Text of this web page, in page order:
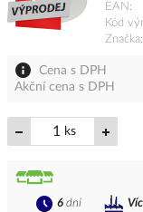
EAN
Kód
Značka
Cena s DPH
Akční cena s DPH
ks
6 dní